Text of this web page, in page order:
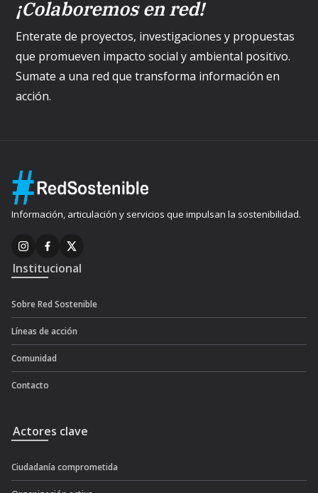
¡Colaboremos en red!
Enterate de proyectos, investigaciones y propuestas
que promueven impacto social y ambiental positivo.
Sumate a una red que transforma información en
acción.
Información, articulación y servicios que impulsan la sostenibilidad.
Institucional
Sobre Red Sostenible
Líneas de acción
Comunidad
Contacto
Actores clave
Ciudadanía comprometida